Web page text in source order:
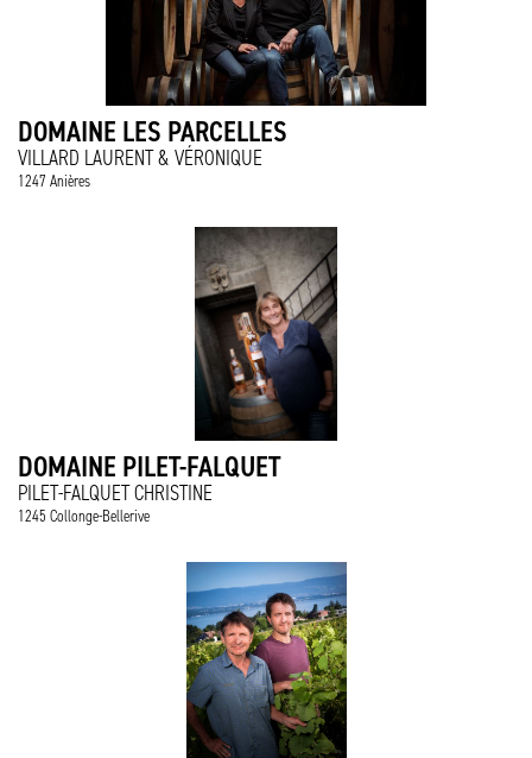
DOMAINE LES PARCELLES
VILLARD LAURENT & VÉRONIQUE
1247 Anières
DOMAINE PILET-FALQUET
PILET-FALQUET CHRISTINE
1245 Collonge-Bellerive